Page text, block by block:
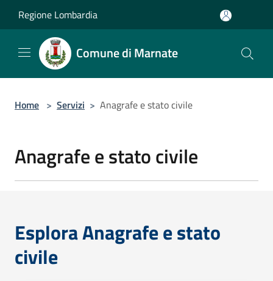
Regione Lombardia
Comune di Marnate
Home > Servizi > Anagrafe e stato civile
Anagrafe e stato civile
Esplora Anagrafe e stato
civile